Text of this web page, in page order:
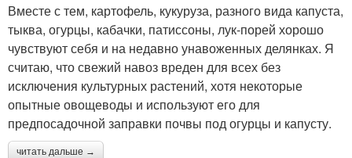
Вместе с тем, картофель, кукуруза, разного вида капуста,
тыква, огурцы, кабачки, патиссоны, лук-порей хорошо
чувствуют себя и на недавно унавоженных делянках. Я
считаю, что свежий навоз вреден для всех без
исключения культурных растений, хотя некоторые
опытные овощеводы и используют его для
предпосадочной заправки почвы под огурцы и капусту.
читать дальше →